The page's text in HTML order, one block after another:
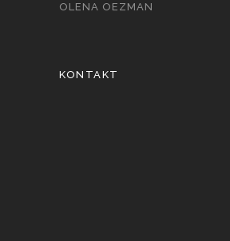
OLENA OEZMAN
KONTAKT